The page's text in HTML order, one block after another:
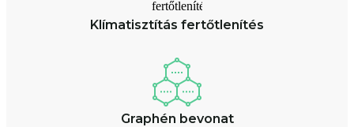
Klímatisztítás fertőtlenítés
Graphén bevonat